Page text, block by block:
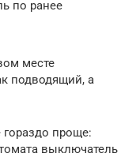
по ранее
месте
подводящий, а
гораздо проще:
выключатель